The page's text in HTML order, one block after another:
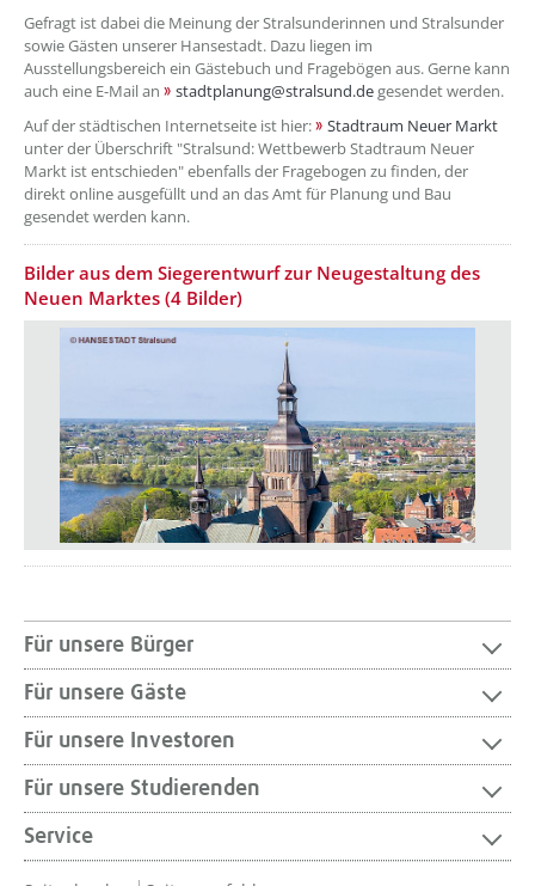
Gefragt ist dabei die Meinung der Stralsunderinnen und Stralsunder
sowie Gästen unserer Hansestadt. Dazu liegen im
Ausstellungsbereich ein Gästebuch und Fragebögen aus. Gerne kann
auch eine E-Mail an
stadtplanung@stralsund.degesendet werden.
Auf der städtischen Internetseite ist hier:
Stadtraum Neuer Markt
unter der Überschrift "Stralsund: Wettbewerb Stadtraum Neuer
Markt ist entschieden" ebenfalls der Fragebogen zu finden, der
direkt online ausgefüllt und an das Amt für Planung und Bau
gesendet werden kann.
Bilder aus dem Siegerentwurf zur Neugestaltung des
Neuen Marktes (4 Bilder)
Für unsere Bürger
Für unsere Gäste
Für unsere Investoren
Für unsere Studierenden
Service